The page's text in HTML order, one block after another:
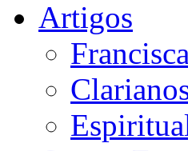
Artigos